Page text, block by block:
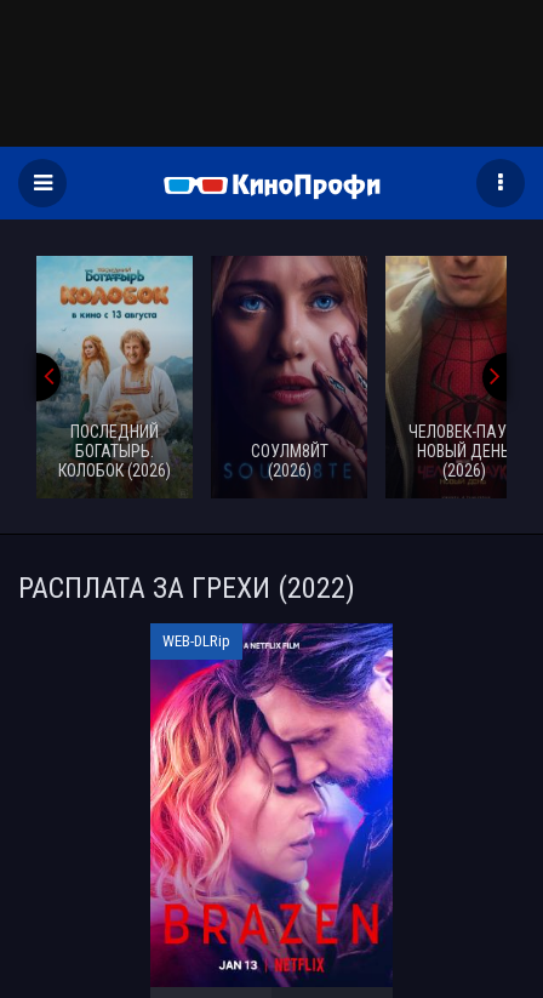
ПОСЛЕДНИЙ
БОГАТЫРЬ.
КОЛОБОК (2026)
СОУЛМ8ЙТ
(2026)
ЧЕЛОВЕК-ПАУК:
НОВЫЙ ДЕНЬ
(2026)
РАСПЛАТА ЗА ГРЕХИ (2022)
WEB-DLRip